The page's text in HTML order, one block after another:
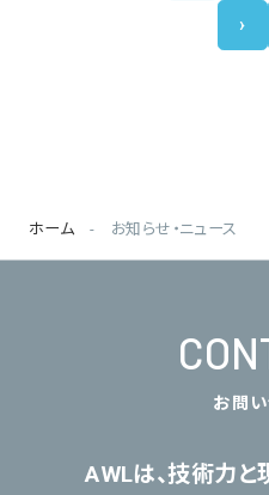
›
ホーム お知らせ・ニュース
お問
AWLは、技術力と